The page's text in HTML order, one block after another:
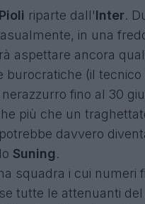
Pioli riparte dall'Inter.
in una
aspettare ancora
burocratiche (il
fino al 30
più che un
davvero
Suning.
squadra i cui numeri
tutte le attenuanti